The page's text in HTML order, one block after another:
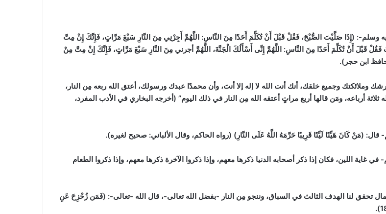
وسلم-: (إِذَا صَلَّيْتَ الصُّبْحَ، فَقُلْ قَبْلَ أَنْ تُكَلِّمَ أَحَدًا مِنَ النَّاسِ: اللَّهُمَّ أَجِرْنِي مِنَ النَّارِ سَبْعَ مَرَّاتٍ، فَإِنَّكَ إِنْ مِتَّ
قَبْلَ أَنْ تُكَلِّمَ أَحَدًا مِنَ النَّاسِ: اللَّهُمَّ إِنِّى أَسْأَلُكَ الْجَنَّةَ، اللَّهُمَّ أجرني مِنَ النَّارِ سَبْعَ مَرَّاتٍ، فَإِنَّكَ إِنْ مِتَّ مِنْ
ابن حجر).
وجميع خلقك، أنك أنت الله لا إله إلا أنتَ، وأن محمدًا عبدك ورسولك، أعتق الله ربعه مِن النار،
أرباعه، ومَن قالها أربع مراتٍ أعتقه الله مِن النار في ذلك اليوم” (أخرجه البخاري في الأدب المفرد،
(مَنْ كَانَ هَيِّنًا لَيِّنًا قَرِيبًا حَرَّمَهُ اللَّهُ عَلَى النَّارِ) (رواه الحاكم، وقال الألباني: صحيح لغيره).
اللين، فكان إذا ذكر أصحابه الدنيا ذكرها معهم، وإذا ذكروا الآخرة ذكرها معهم، وإذا ذكروا الطعام
تحقق لنا الهدف الثالث في السباق، وننجو مِن النار -بفضل الله تعالى-، قال الله -تعالى-: (فَمَن زُحْزِحَ عَنِ
.